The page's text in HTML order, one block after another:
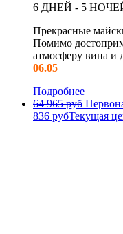
6 ДНЕЙ - 5
Прекрасные
Помимо
атмосферу вина и
06.05
Подробнее
64 965 руб
836 рубТекущая